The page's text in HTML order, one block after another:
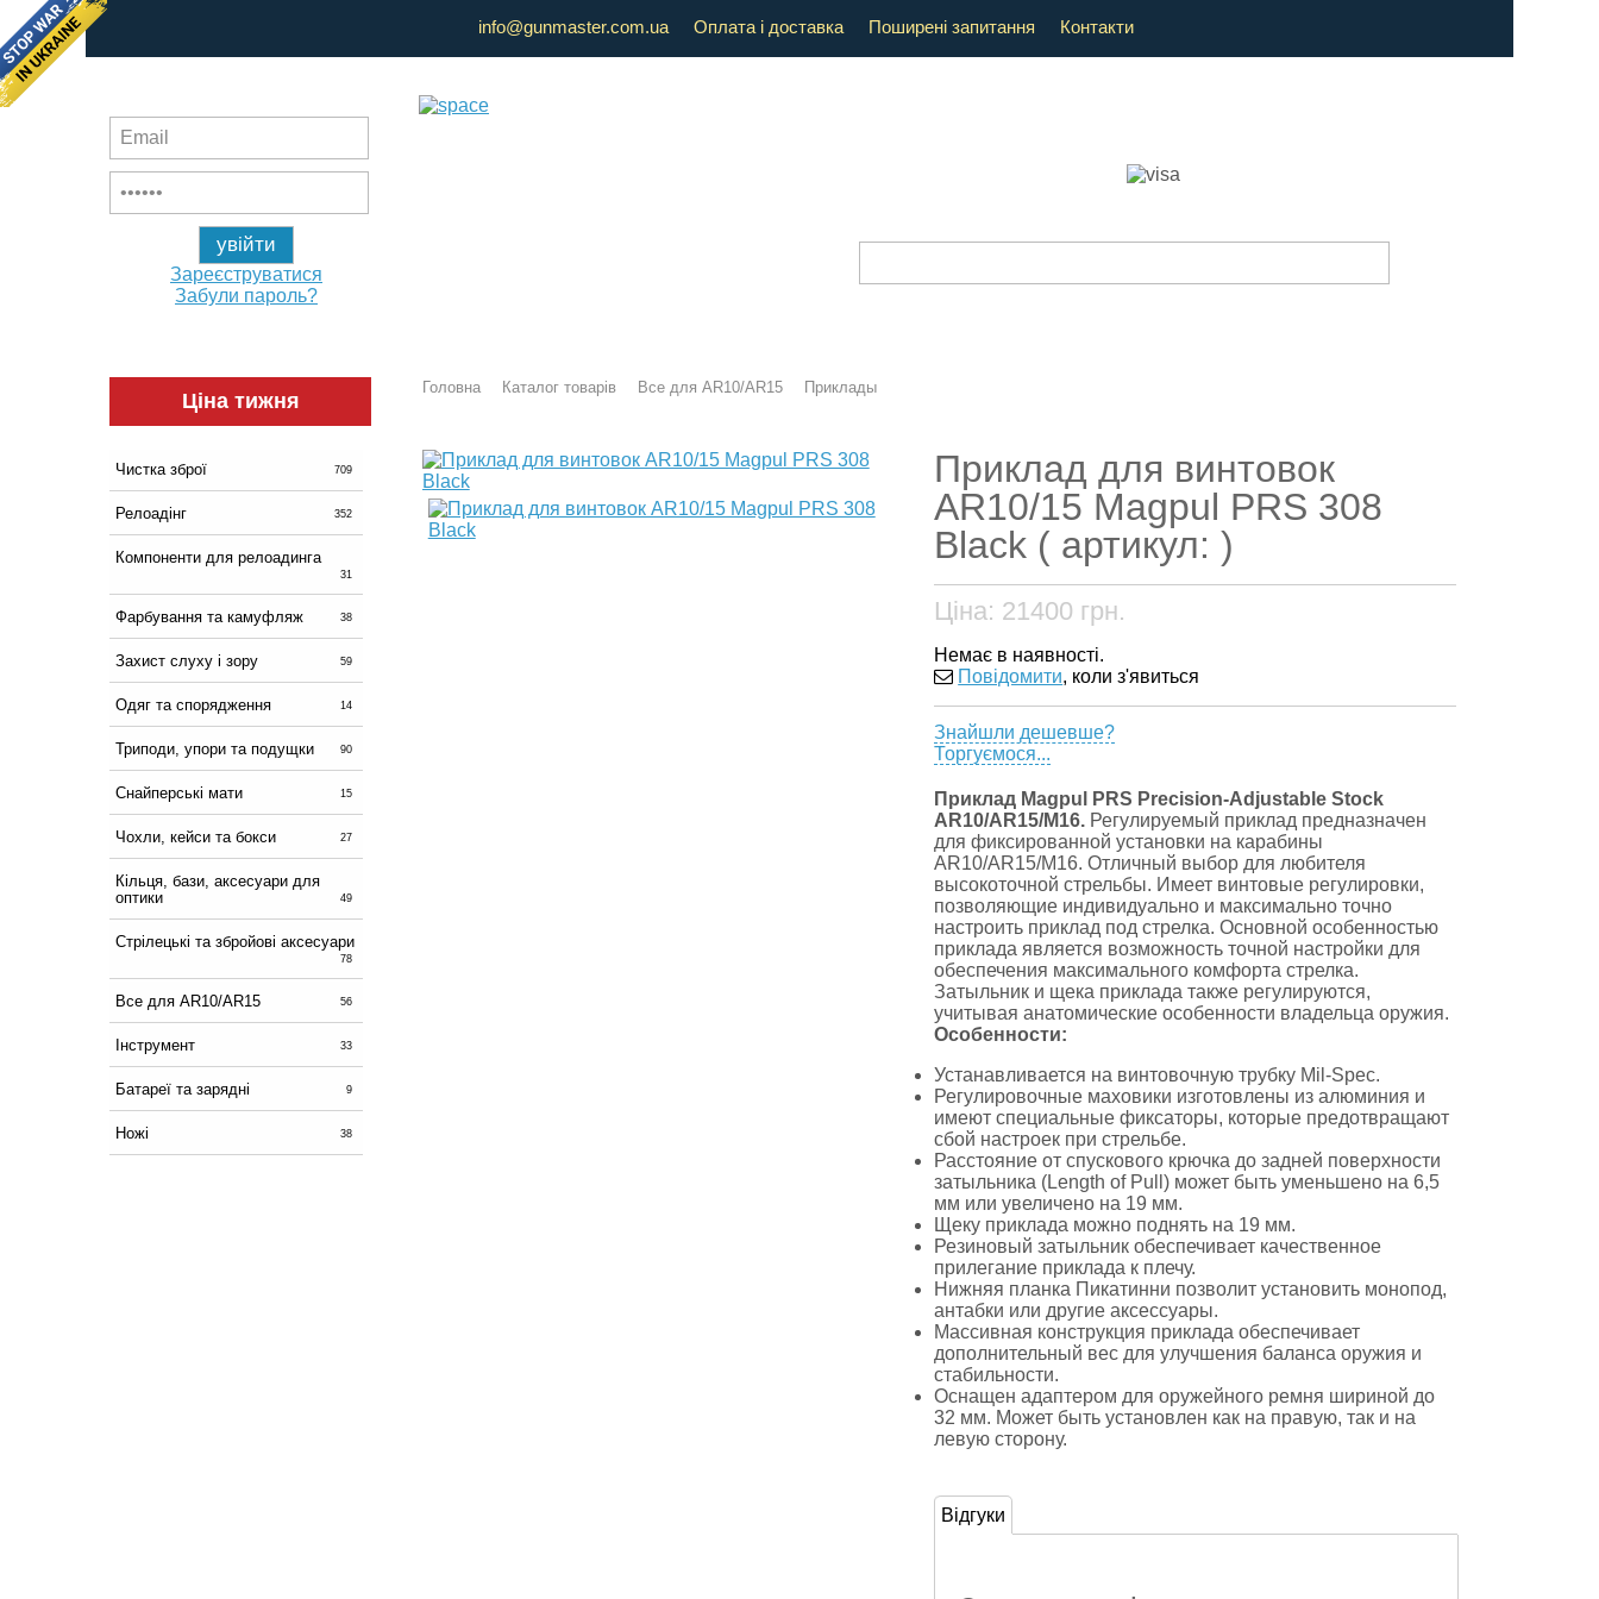
info@gunmaster.com.ua Оплата і доставка Поширені запитання Контакти
Зареєструватися
Забули пароль?
Ціна тижня
Чистка зброї 709
Релоадінг 352
Компоненти для релоадинга
31
Фарбування та камуфляж 38
Захист слуху і зору 59
Одяг та спорядження 14
Триподи, упори та подущки 90
Снайперські мати 15
Чохли, кейси та бокси 27
Кільця, бази, аксесуари для
оптики
49
Стрілецькі та збройові аксесуари
78
Все для AR10/AR15 56
Інструмент 33
Батареї та зарядні 9
Ножі 38
Головна Каталог товарів Все для AR10/AR15 Приклады
Приклад для винтовок
AR10/15 Magpul PRS 308
Black ( артикул: )
Ціна: 21400 грн.
Немає в наявності.
Повідомити, коли з'явиться
Знайшли дешевше?
Торгуємося...
Приклад Magpul PRS Precision-Adjustable Stock
AR10/AR15/M16. Регулируемый приклад предназначен
для фиксированной установки на карабины
AR10/AR15/M16. Отличный выбор для любителя
высокоточной стрельбы. Имеет винтовые регулировки,
позволяющие индивидуально и максимально точно
настроить приклад под стрелка. Основной особенностью
приклада является возможность точной настройки для
обеспечения максимального комфорта стрелка.
Затыльник и щека приклада также регулируются,
учитывая анатомические особенности владельца оружия.
Особенности:
Устанавливается на винтовочную трубку Mil-Spec.
Регулировочные маховики изготовлены из алюминия и
имеют специальные фиксаторы, которые предотвращают
сбой настроек при стрельбе.
Расстояние от спускового крючка до задней поверхности
затыльника (Length of Pull) может быть уменьшено на 6,5
мм или увеличено на 19 мм.
Щеку приклада можно поднять на 19 мм.
Резиновый затыльник обеспечивает качественное
прилегание приклада к плечу.
Нижняя планка Пикатинни позволит установить монопод,
антабки или другие аксессуары.
Массивная конструкция приклада обеспечивает
дополнительный вес для улучшения баланса оружия и
стабильности.
Оснащен адаптером для оружейного ремня шириной до
32 мм. Может быть установлен как на правую, так и на
левую сторону.
Відгуки